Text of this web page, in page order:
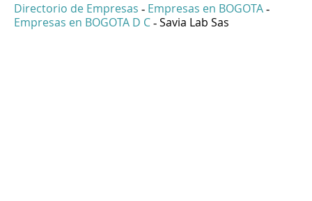
Directorio de Empresas - Empresas en BOGOTA -
Empresas en BOGOTA D C - Savia Lab Sas